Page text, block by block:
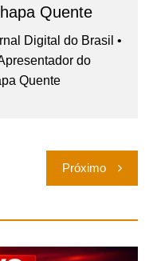
Quente
Digital do Brasil •
do
Quente
Próximo